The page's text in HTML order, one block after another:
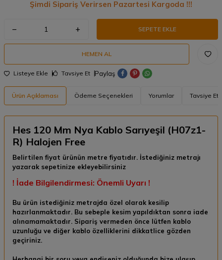
Şimdi Sipariş Verirsen Pazartesi Kargoda !!!
SEPETE EKLE
HEMEN AL
Listeye Ekle Tavsiye Et Paylaş
Ürün Açıklaması Ödeme Seçenekleri Yorumlar Tavsiye Et
Hes 120 Mm Nya Kablo Sarıyeşil (H07z1-
R) Halojen Free
Belirtilen fiyat ürünün metre fiyatıdır. İstediğiniz metrajı
yazarak sepetinize ekleyebilirsiniz
! İade Bilgilendirmesi: Önemli Uyarı !
Bu ürün istediğiniz metrajda özel olarak kesilip
hazırlanmaktadır. Bu sebeple kesim yapıldıktan sonra iade
alınamamaktadır. Sipariş vermeden önce lütfen kablo
uzunluğu ve diğer kablo özelliklerini dikkatlice gözden
geçiriniz.